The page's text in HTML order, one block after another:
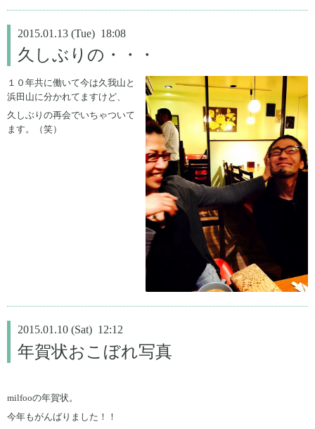
2015.01.13 (Tue) 18:08
久しぶりの・・・
１０年共に働いて今は久我山と
浜田山に分かれてますけど、
久しぶりの再会でいちゃついて
ます。（笑）
2015.01.10 (Sat) 12:12
年賀状おこぼれ写真
milfooの年賀状。
今年もがんばりました！！